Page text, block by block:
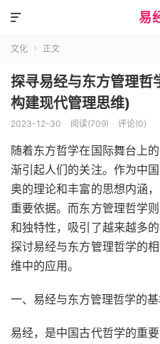
易

文化  正文
探寻易经与东方管理哲
构建现代管理思维)
2023-12-30 阅读(709) 评论(0)
随着东方哲学在国际舞台上
渐引起人们的关注。作为中
奥的理论和丰富的思想内涵
重要依据。而东方管理哲学
和独特性，吸引了越来越多
探讨易经与东方管理哲学的
维中的应用。
一、易经与东方管理哲学的
易经，是中国古代哲学的重